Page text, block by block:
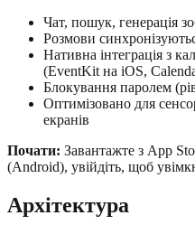
Чат, пошук, генерація
Розмови
Нативна інтеграція з
(EventKit на iOS,
Блокування паролем
Оптимізовано для
екранів
Почати: Завантажте з App
(Android), увійдіть, щоб
Архітектура